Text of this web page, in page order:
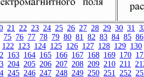
21 22 23 24 25 26 27 28 29 30 31
75 76 77 78 79 80 81 82 83 84 85 86
122 123 124 125 126 127 128 129 130
163 164 165 166 167 168 169 170
204 205 206 207 208 209 210 211
245 246 247 248 249 250 251 252